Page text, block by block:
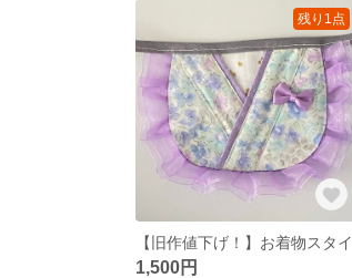
残り1点
【旧作値下げ！】お着物スタイ
1,500円